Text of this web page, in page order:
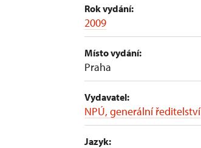
Rok vydání:
2009
Místo vydání:
Praha
Vydavatel:
NPÚ, generální ředitelství
Jazyk: